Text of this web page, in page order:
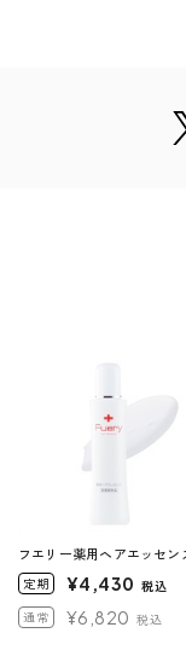
フエリー薬用ヘアエッセン
定期 ¥4,430 税込
通常 ¥6,820 税込